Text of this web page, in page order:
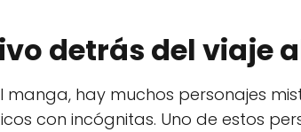
detrás del viaje
manga, hay muchos personajes
con incógnitas. Uno de estos